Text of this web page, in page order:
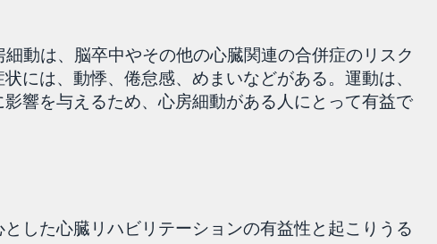
動は、脳卒中やその他の心臓関連の合併症のリスク
には、動悸、倦怠感、めまいなどがある。運動は、
響を与えるため、心房細動がある人にとって有益で
した心臓リハビリテーションの有益性と起こりうる